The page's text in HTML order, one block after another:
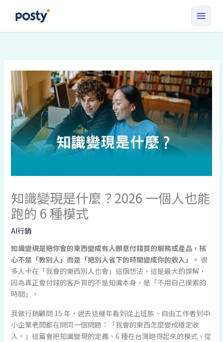
知識變現是什麼？2026 一個人也能
跑的 6 種模式
AI行銷
知識變現是把你會的東西變成有人願意付錢買的服務或產品，核
心不是「教別人」而是「把別人省下的時間變成你的收入」。 很
多人卡在「我會的東西別人也會」這個想法，這是最大的誤解，
因為真正會付錢的客戶買的不是知識本身，是「不用自己摸索的
時間」。
我做行銷顧問 15 年，過去這幾年看到從上班族、自由工作者到中
小企業老闆都在問同一個問題：「我會的東西怎麼變成穩定收
入。」這篇會把知識變現的定義、6 種在台灣跑得起來的模式、從